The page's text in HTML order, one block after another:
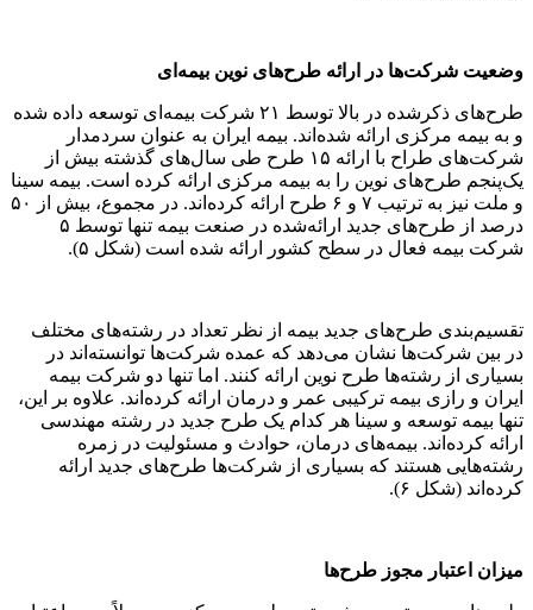
وضعیت شرکت‌ها در ارائه طرح‌های نوین بیمه‌ای
طرح‌های ذکرشده در بالا توسط ۲۱ شرکت بیمه‌ای توسعه داده شده
و به بیمه مرکزی ارائه شده‌اند. بیمه ایران به عنوان سردمدار
شرکت‌های طراح با ارائه ۱۵ طرح طی سال‌های گذشته بیش از
یک‌پنجم طرح‌های نوین را به بیمه مرکزی ارائه کرده است. بیمه سینا
و ملت نیز به ترتیب ۷ و ۶ طرح ارائه کرده‌اند. در مجموع، بیش از ۵۰
درصد از طرح‌های جدید ارائه‌شده در صنعت بیمه تنها توسط ۵
شرکت بیمه فعال در سطح کشور ارائه شده است (شکل ۵).
تقسیم‌بندی طرح‌های جدید بیمه از نظر تعداد در رشته‌های مختلف
در بین شرکت‌ها نشان می‌دهد که عمده شرکت‌ها توانسته‌اند در
بسیاری از رشته‌ها طرح نوین ارائه کنند. اما تنها دو شرکت بیمه
ایران و رازی بیمه ترکیبی عمر و درمان ارائه کرده‌اند. علاوه بر این،
تنها بیمه توسعه و سینا هر کدام یک طرح جدید در رشته مهندسی
ارائه کرده‌اند. بیمه‌های درمان، حوادث و مسئولیت در زمره
رشته‌هایی هستند که بسیاری از شرکت‌ها طرح‌های جدید ارائه
کرده‌اند (شکل ۶).
میزان اعتبار مجوز طرح‌ها